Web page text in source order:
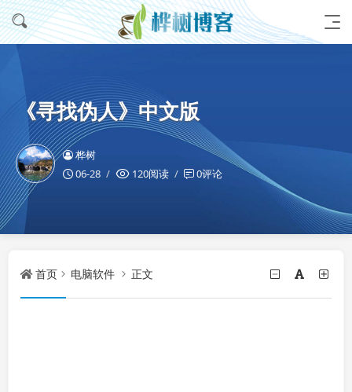
《寻找伪人》中文版
桦树
06-28
120阅读 0评论
首页 电脑软件 正文